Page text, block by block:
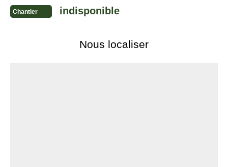
Chantier indisponible
Nous localiser